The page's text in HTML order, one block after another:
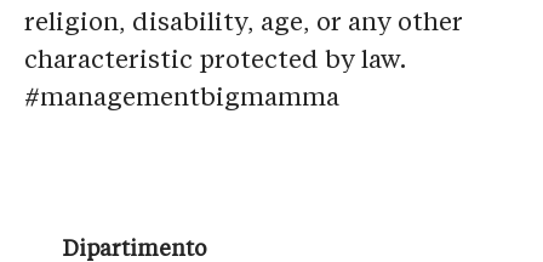
religion, disability, age, or any other
characteristic protected by law.
#managementbigmamma
Dipartimento